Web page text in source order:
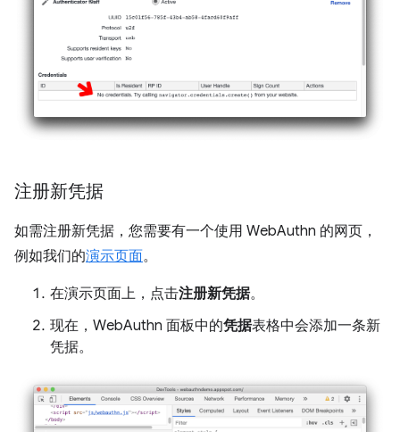
注册新凭据
如需注册新凭据，您需要有一个使用 WebAuthn 的网页，
例如我们的演示页面。
在演示页面上，点击注册新凭据。
现在，WebAuthn 面板中的凭据表格中会添加一条新
凭据。